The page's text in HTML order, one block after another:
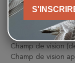
Système optique ED
Pupille de sortie
Min. mise au point
Champ de vision
Champ de vision
Champ de vision